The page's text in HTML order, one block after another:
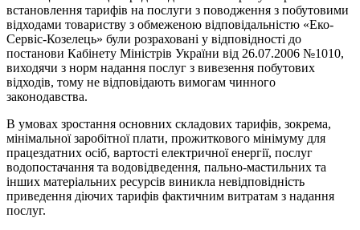
встановлення тарифів на послуги з поводження з побутовими
відходами товариству з обмеженою відповідальністю «Еко-
Сервіс-Козелець» були розраховані у відповідності до
постанови Кабінету Міністрів України від 26.07.2006 №1010,
виходячи з норм надання послуг з вивезення побутових
відходів, тому не відповідають вимогам чинного
законодавства.
В умовах зростання основних складових тарифів, зокрема,
мінімальної заробітної плати, прожиткового мінімуму для
працездатних осіб, вартості електричної енергії, послуг
водопостачання та водовідведення, пально-мастильних та
інших матеріальних ресурсів виникла невідповідність
приведення діючих тарифів фактичним витратам з надання
послуг.